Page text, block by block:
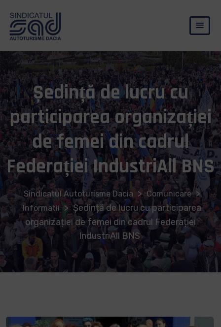
Ședință de lucru cu
participarea organizației
de femei din cadrul
Federației IndustriAll BNS
Sindicatul Autoturisme Dacia > Comunicare >
Informatii > Ședință de lucru cu participarea
organizației de femei din cadrul Federației
IndustriAll BNS